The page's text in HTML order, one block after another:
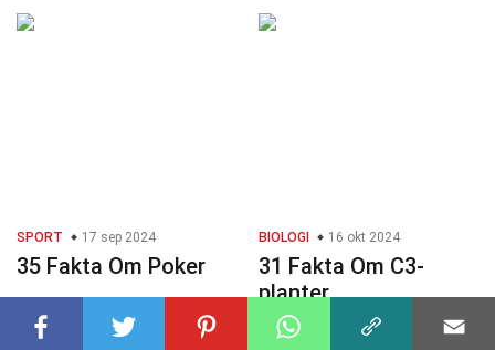
SPORT 17 sep 2024
35 Fakta Om Poker
BIOLOGI 16 okt 2024
31 Fakta Om C3-
planter